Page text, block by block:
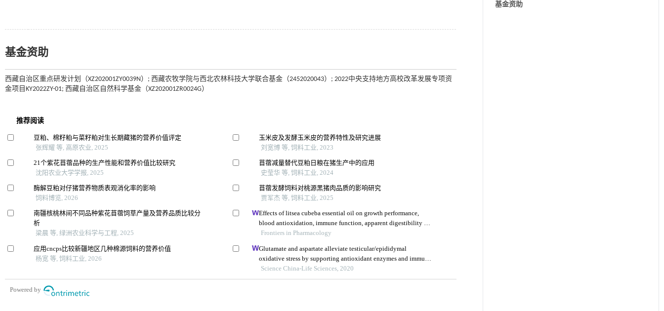
基金资助
西藏自治区重点研发计划（XZ202001ZY0039N）; 西藏农牧学院与西北农林科技大学联合基金（2452020043）; 2022中央支持地方高校改革发展专项资
金项目KY2022ZY-01; 西藏自治区自然科学基金（XZ202001ZR0024G）
基金资助